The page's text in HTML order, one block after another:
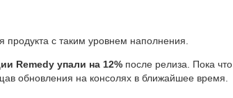
продукта с таким уровнем наполнения.
Remedy упали на 12% после релиза. Пока что
обновления на консолях в ближайшее время.